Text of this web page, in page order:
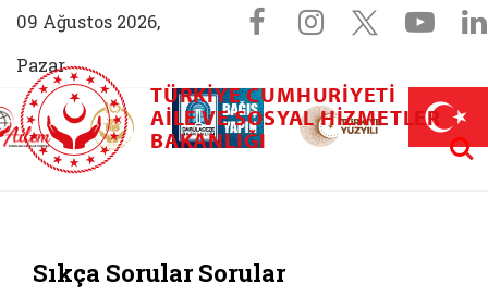
09 Ağustos 2026,
Pazar
Sosyal
Facebook
Instagram
X
Aile (yeni sekmede açılır)
AİLEM İletişim Merkezi (yeni sekmede açılır)
Aile ve Nüfus On Yılı (yeni sekmede açılır)
Darülaceze bağış sayfası (yeni
TÜRKIYE CUMHURIYETI
AILE VE SOSYAL HIZMETLER
BAKANLIĞI
Sıkça Sorular Sorular